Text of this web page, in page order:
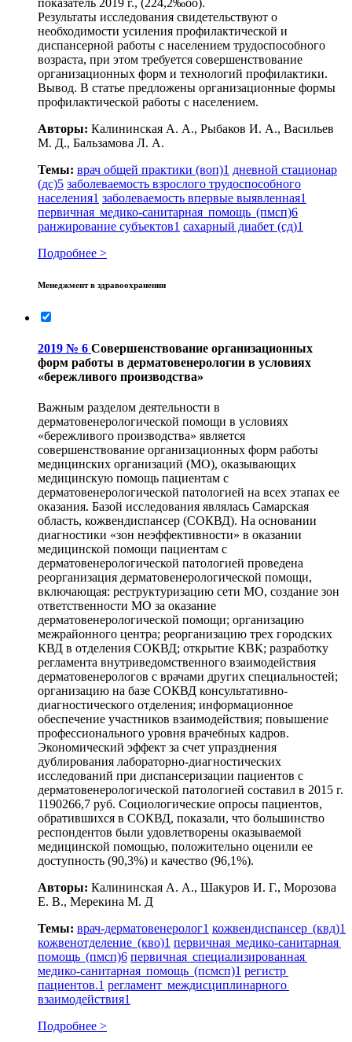
Результаты исследования свидетельствуют о
необходимости усиления профилактической и
диспансерной работы с населением трудоспособного
возраста, при этом требуется совершенствование
организационных форм и технологий профилактики.
Вывод. В статье предложены организационные формы
профилактической работы с населением.
Авторы: Калининская А. А., Рыбаков И. А., Васильев
М. Д., Бальзамова Л. А.
Темы: врач общей практики (воп)1 дневной стационар
(дс)5 заболеваемость взрослого трудоспособного
населения1 заболеваемость впервые выявленная1
первичная медико-санитарная помощь (пмсп)6
ранжирование субъектов1 сахарный диабет (сд)1
Подробнее >
Менеджмент в здравоохранении
2019 № 6 Совершенствование организационных
форм работы в дерматовенерологии в условиях
«бережливого производства»
Важным разделом деятельности в
дерматовенерологической помощи в условиях
«бережливого производства» является
совершенствование организационных форм работы
медицинских организаций (МО), оказывающих
медицинскую помощь пациентам с
дерматовенерологической патологией на всех этапах ее
оказания. Базой исследования являлась Самарская
область, кожвендиспансер (СОКВД). На основании
диагностики «зон неэффективности» в оказании
медицинской помощи пациентам с
дерматовенерологической патологией проведена
реорганизация дерматовенерологической помощи,
включающая: реструктуризацию сети МО, создание зон
ответственности МО за оказание
дерматовенерологической помощи; организацию
межрайонного центра; реорганизацию трех городских
КВД в отделения СОКВД; открытие КВК; разработку
регламента внутриведомственного взаимодействия
дерматовенерологов с врачами других специальностей;
организацию на базе СОКВД консультативно-
диагностического отделения; информационное
обеспечение участников взаимодействия; повышение
профессионального уровня врачебных кадров.
Экономический эффект за счет упразднения
дублирования лабораторно-диагностических
исследований при диспансеризации пациентов с
дерматовенерологической патологией составил в 2015 г.
1190266,7 руб. Социологические опросы пациентов,
обратившихся в СОКВД, показали, что большинство
респондентов были удовлетворены оказываемой
медицинской помощью, положительно оценили ее
доступность (90,3%) и качество (96,1%).
Авторы: Калининская А. А., Шакуров И. Г., Морозова
Е. В., Мерекина М. Д
Темы: врач-дерматовенеролог1 кожвендиспансер (квд)1
кожвенотделение (кво)1 первичная медико-санитарная
помощь (пмсп)6 первичная специализированная
медико-санитарная помощь (псмсп)1 регистр
пациентов.1 регламент междисциплинарного
взаимодействия1
Подробнее >